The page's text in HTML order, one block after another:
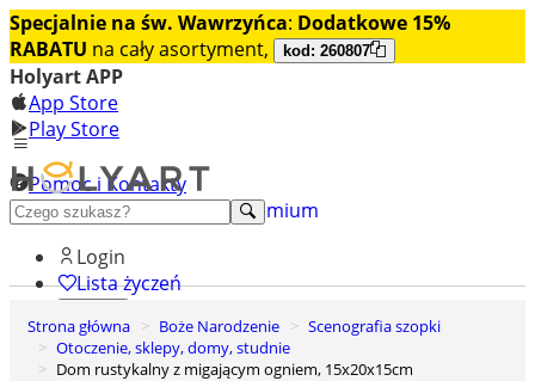
Specjalnie na św. Wawrzyńca: Dodatkowe 15%
RABATU na cały asortyment, kod: 260807
Holyart APP
App Store
Play Store
Pomoc i Kontakty
+48 222 922 860
Odkryj premium
Login
Lista życzeń
0
Koszyk
Strona główna Boże Narodzenie
Scenografia szopki
Otoczenie, sklepy, domy, studnie
Dom rustykalny z migającym ogniem, 15x20x15cm